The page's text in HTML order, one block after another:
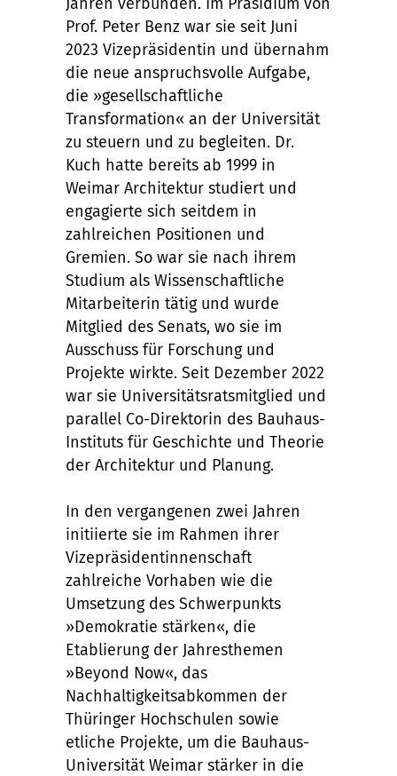
Prof. Peter Benz war sie seit Juni
2023 Vizepräsidentin und übernahm
die neue anspruchsvolle Aufgabe,
die »gesellschaftliche
Transformation« an der Universität
zu steuern und zu begleiten. Dr.
Kuch hatte bereits ab 1999 in
Weimar Architektur studiert und
engagierte sich seitdem in
zahlreichen Positionen und
Gremien. So war sie nach ihrem
Studium als Wissenschaftliche
Mitarbeiterin tätig und wurde
Mitglied des Senats, wo sie im
Ausschuss für Forschung und
Projekte wirkte. Seit Dezember 2022
war sie Universitätsratsmitglied und
parallel Co-Direktorin des Bauhaus-
Instituts für Geschichte und Theorie
der Architektur und Planung.
In den vergangenen zwei Jahren
initiierte sie im Rahmen ihrer
Vizepräsidentinnenschaft
zahlreiche Vorhaben wie die
Umsetzung des Schwerpunkts
»Demokratie stärken«, die
Etablierung der Jahresthemen
»Beyond Now«, das
Nachhaltigkeitsabkommen der
Thüringer Hochschulen sowie
etliche Projekte, um die Bauhaus-
Universität Weimar stärker in die